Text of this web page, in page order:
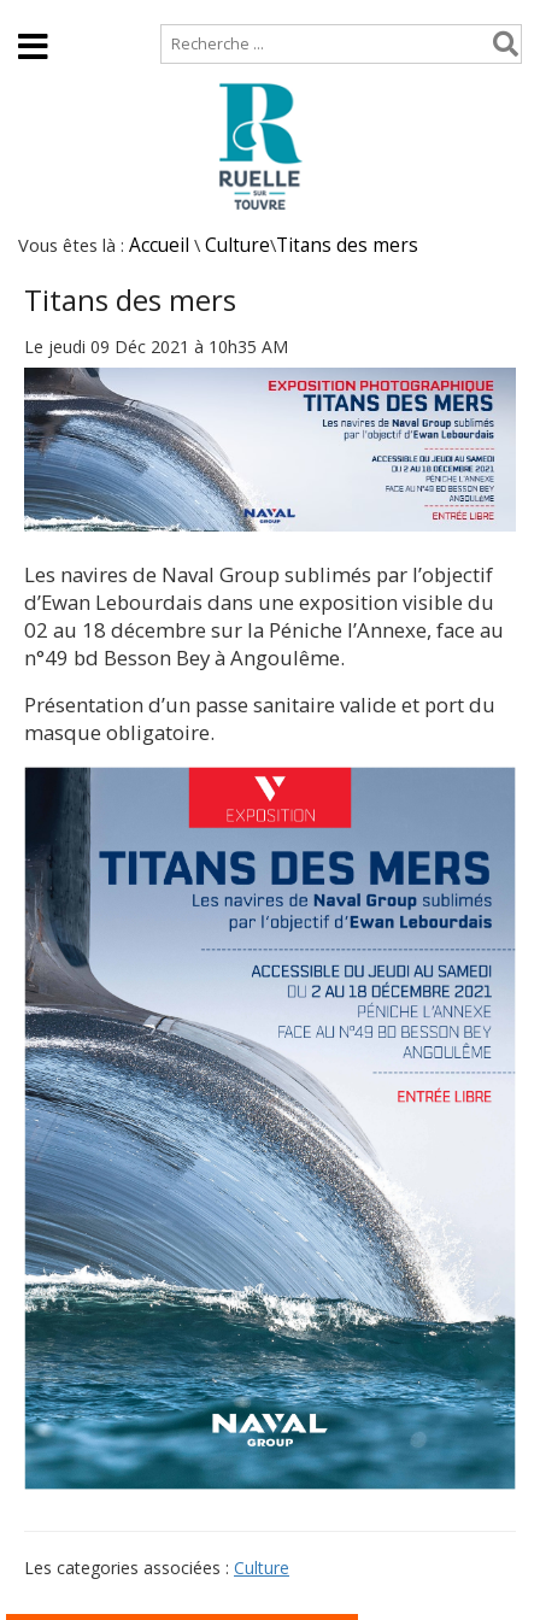
Vous êtes là : Accueil \ Culture\Titans des mers
Titans des mers
Le jeudi 09 Déc 2021 à 10h35 AM
Les navires de Naval Group sublimés par l’objectif
d’Ewan Lebourdais dans une exposition visible du
02 au 18 décembre sur la Péniche l’Annexe, face au
n°49 bd Besson Bey à Angoulême.
Présentation d’un passe sanitaire valide et port du
masque obligatoire.
Les categories associées : Culture